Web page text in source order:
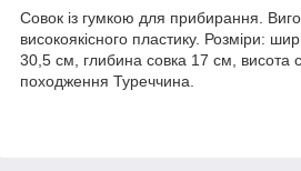
Совок із гумкою для прибирання.
високоякісного пластику. Розміри:
30,5 см, глибина совка 17 см, висота
походження Туреччина.